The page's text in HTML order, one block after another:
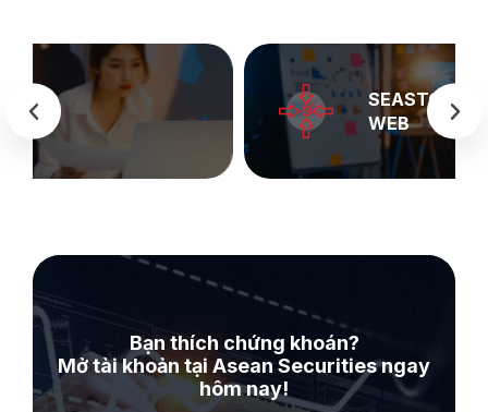
SEASTOCK
WEB
Bạn thích chứng khoán?
Mở tài khoản tại Asean Securities ngay
hôm nay!